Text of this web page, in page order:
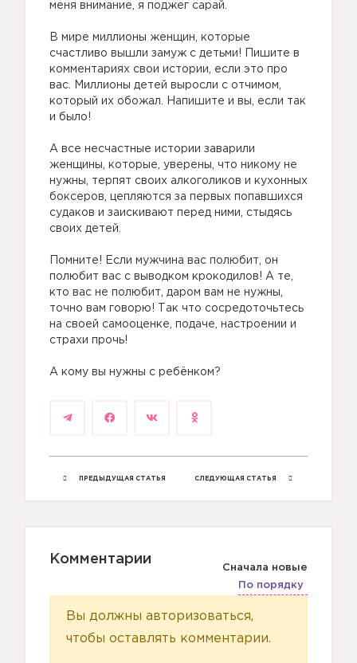
меня внимание, я поджег сарай.
В мире миллионы женщин, которые
счастливо вышли замуж с детьми! Пишите в
комментариях свои истории, если это про
вас. Миллионы детей выросли с отчимом,
который их обожал. Напишите и вы, если так
и было!
А все несчастные истории заварили
женщины, которые, уверены, что никому не
нужны, терпят своих алкоголиков и кухонных
боксеров, цепляются за первых попавшихся
судаков и заискивают перед ними, стыдясь
своих детей.
Помните! Если мужчина вас полюбит, он
полюбит вас с выводком крокодилов! А те,
кто вас не полюбит, даром вам не нужны,
точно вам говорю! Так что сосредоточьтесь
на своей самооценке, подаче, настроении и
страхи прочь!
А кому вы нужны с ребёнком?
ПРЕДЫДУЩАЯ СТАТЬЯ СЛЕДУЮЩАЯ СТАТЬЯ
Комментарии
Сначала новые
По порядку
Вы должны авторизоваться,
чтобы оставлять комментарии.